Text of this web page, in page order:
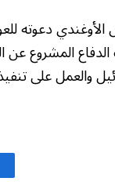
دعوته
المشروع عن
والعمل على